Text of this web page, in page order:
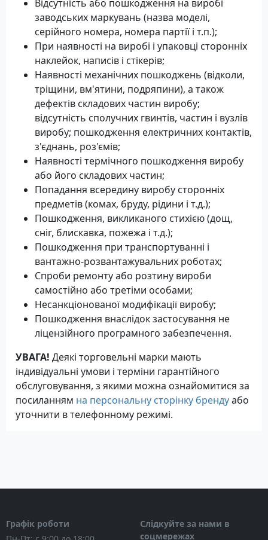
Відсутність або пошкодження на виробі
заводських маркувань (назва моделі,
серійного номера, номера партії і т.п.);
При наявності на виробі і упаковці сторонніх
наклейок, написів і стікерів;
Наявності механічних пошкоджень (відколи,
тріщини, вм'ятини, подряпини), а також
дефектів складових частин виробу;
відсутність сполучних гвинтів, частин і вузлів
виробу; пошкодження електричних контактів,
з'єднань, роз'ємів;
Наявності термічного пошкодження виробу
або його складових частин;
Попадання всередину виробу сторонніх
предметів (комах, бруду, рідини і т.д.);
Пошкодження, викликаного стихією (дощ,
сніг, блискавка, пожежа і т.д.);
Пошкодження при транспортуванні і
вантажно-розвантажувальних роботах;
Спроби ремонту або розтину вироби
самостійно або третіми особами;
Несанкціонованої модифікації виробу;
Пошкодження внаслідок застосування не
ліцензійного програмного забезпечення.
УВАГА! Деякі торговельні марки мають
індивідуальні умови і терміни гарантійного
обслуговування, з якими можна ознайомитися за
посиланням на персональну сторінку брендуабо
уточнити в телефонному режимі.
Графік роботи
Слідкуйте за нами в
соцмережах